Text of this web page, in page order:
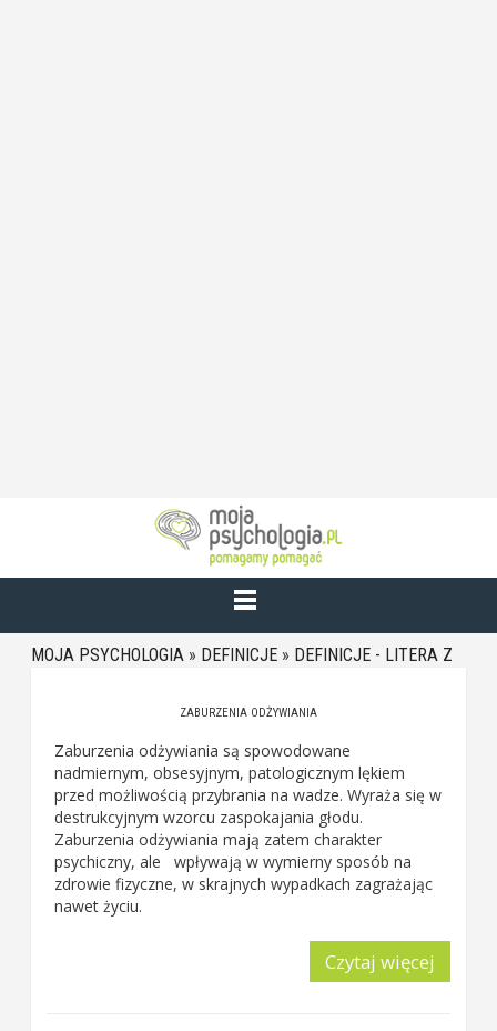
MOJA PSYCHOLOGIA » DEFINICJE » DEFINICJE - LITERA Z
ZABURZENIA ODŻYWIANIA
Zaburzenia odżywiania są spowodowane
nadmiernym, obsesyjnym, patologicznym lękiem
przed możliwością przybrania na wadze. Wyraża się w
destrukcyjnym wzorcu zaspokajania głodu.
Zaburzenia odżywiania mają zatem charakter
psychiczny, ale wpływają w wymierny sposób na
zdrowie fizyczne, w skrajnych wypadkach zagrażając
nawet życiu.
Czytaj więcej